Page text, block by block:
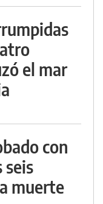
el mar
con
seis
muerte